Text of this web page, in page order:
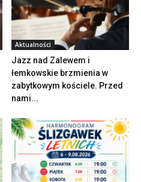
Aktualności
Jazz nad Zalewem i
łemkowskie brzmienia w
zabytkowym kościele. Przed
nami...